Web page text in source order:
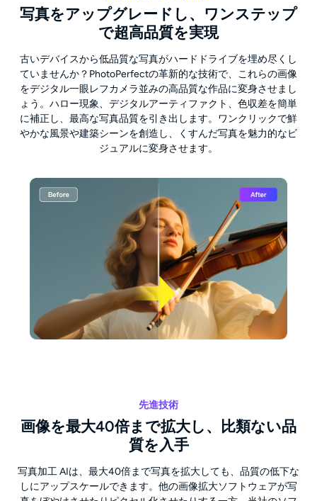
写真をアップグレードし、ワンステップ
で超高品質を実現
古いデバイスから低品質な写真がハードドライブを埋め尽くし
ていませんか？PhotoPerfectの革新的な技術で、これらの画像
をデジタル一眼レフカメラ並みの高品質な作品に変身させまし
ょう。ハロー現象、デジタルアーティファクト、色収差を簡単
に補正し、最高な写真品質を引き出します。ワンクリックで鮮
やかな風景や建築シーンを創造し、くすんだ写真を魅力的なビ
ジュアルに変身させます。
先進技術
画像を最大40倍まで拡大し、比類ない品
質を入手
写真加工 AIは、最大40倍まで写真を拡大しても、品質の低下な
しにアップスケールできます。他の画像拡大ソフトウェアが写